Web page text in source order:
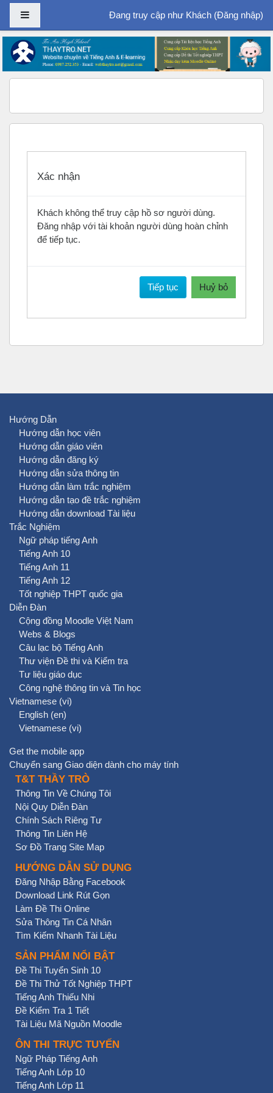
Chuyển tới nội dung chính
Bảng điều khiển cạnhĐang truy cập như Khách (Đăng nhập)
Xác nhận
Khách không thể truy cập hồ sơ người dùng.
Đăng nhập với tài khoản người dùng hoàn chỉnh
để tiếp tục.
Tiếp tục Huỷ bỏ
Hướng Dẫn
Hướng dẫn học viên
Hướng dẫn giáo viên
Hướng dẫn đăng ký
Hướng dẫn sửa thông tin
Hướng dẫn làm trắc nghiệm
Hướng dẫn tạo đề trắc nghiệm
Hướng dẫn download Tài liệu
Trắc Nghiệm
Ngữ pháp tiếng Anh
Tiếng Anh 10
Tiếng Anh 11
Tiếng Anh 12
Tốt nghiệp THPT quốc gia
Diễn Đàn
Cộng đồng Moodle Việt Nam
Webs & Blogs
Câu lạc bộ Tiếng Anh
Thư viện Đề thi và Kiểm tra
Tư liệu giáo dục
Công nghệ thông tin và Tin học
Vietnamese ‎(vi)‎
English ‎(en)‎
Vietnamese ‎(vi)‎
Get the mobile app
Chuyển sang Giao diện dành cho máy tính
T&T THẦY TRÒ
Thông Tin Về Chúng Tôi
Nội Quy Diễn Đàn
Chính Sách Riêng Tư
Thông Tin Liên Hệ
Sơ Đồ Trang Site Map
HƯỚNG DẪN SỬ DỤNG
Đăng Nhập Bằng Facebook
Download Link Rút Gọn
Làm Đề Thi Online
Sửa Thông Tin Cá Nhân
Tìm Kiếm Nhanh Tài Liệu
SẢN PHẨM NỔI BẬT
Đề Thi Tuyển Sinh 10
Đề Thi Thử Tốt Nghiệp THPT
Tiếng Anh Thiếu Nhi
Đề Kiểm Tra 1 Tiết
Tài Liệu Mã Nguồn Moodle
ÔN THI TRỰC TUYẾN
Ngữ Pháp Tiếng Anh
Tiếng Anh Lớp 10
Tiếng Anh Lớp 11